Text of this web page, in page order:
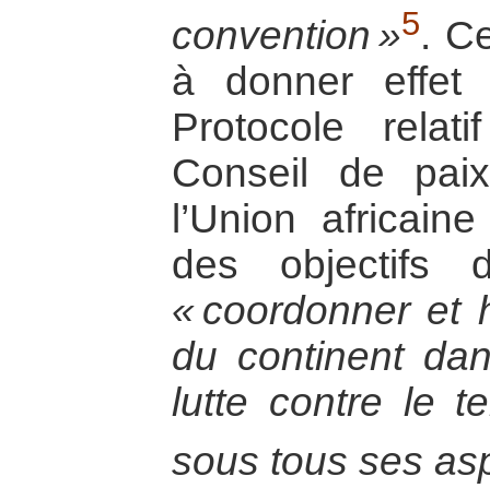
convention »5.
à donner
Protocole
Conseil de
l’Union
des objectifs
« coordonner et
du continent
lutte contre le
sous tous ses